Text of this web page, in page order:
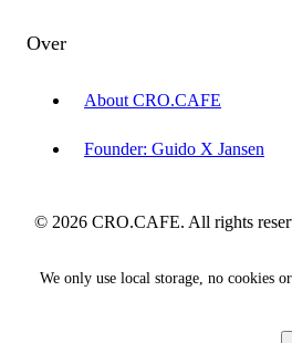
Over
About CRO.CAFE
Founder: Guido X Jansen
© 2026 CRO.CAFE. All rights
We only use local storage, no cookies